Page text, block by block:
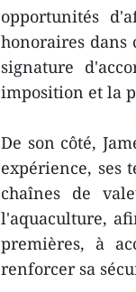
opportunités
honoraires dans
signature
imposition et la
De son côté,
expérience, ses
chaînes de
l'aquaculture,
premières, à
renforcer sa